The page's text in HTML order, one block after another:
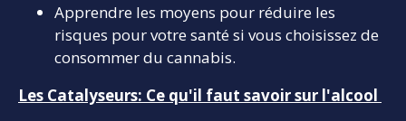
Apprendre les moyens pour réduire les
risques pour votre santé si vous choisissez de
consommer du cannabis.
Les Catalyseurs: Ce qu'il faut savoir sur l'alcool